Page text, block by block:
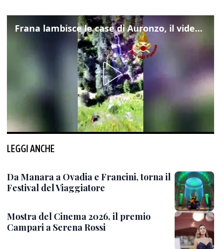
Frana lambisce le case di Auronzo, il video dall'elicottero dei vigili del fuoco
LEGGI ANCHE
Da Manara a Ovadia e Francini, torna il
Festival del Viaggiatore
Mostra del Cinema 2026, il premio
Campari a Serena Rossi